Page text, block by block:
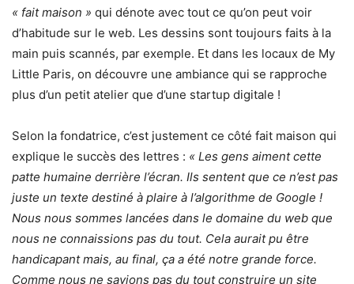
« fait maison » qui dénote avec tout ce qu’on peut voir
d’habitude sur le web. Les dessins sont toujours faits à la
main puis scannés, par exemple. Et dans les locaux de My
Little Paris, on découvre une ambiance qui se rapproche
plus d’un petit atelier que d’une startup digitale !
Selon la fondatrice, c’est justement ce côté fait maison qui
explique le succès des lettres : « Les gens aiment cette
patte humaine derrière l’écran. Ils sentent que ce n’est pas
juste un texte destiné à plaire à l’algorithme de Google !
Nous nous sommes lancées dans le domaine du web que
nous ne connaissions pas du tout. Cela aurait pu être
handicapant mais, au final, ça a été notre grande force.
Comme nous ne savions pas du tout construire un site